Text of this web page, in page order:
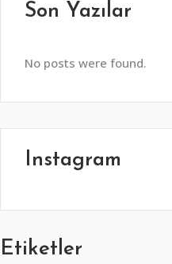
Son Yazılar
No posts were found.
Instagram
Etiketler